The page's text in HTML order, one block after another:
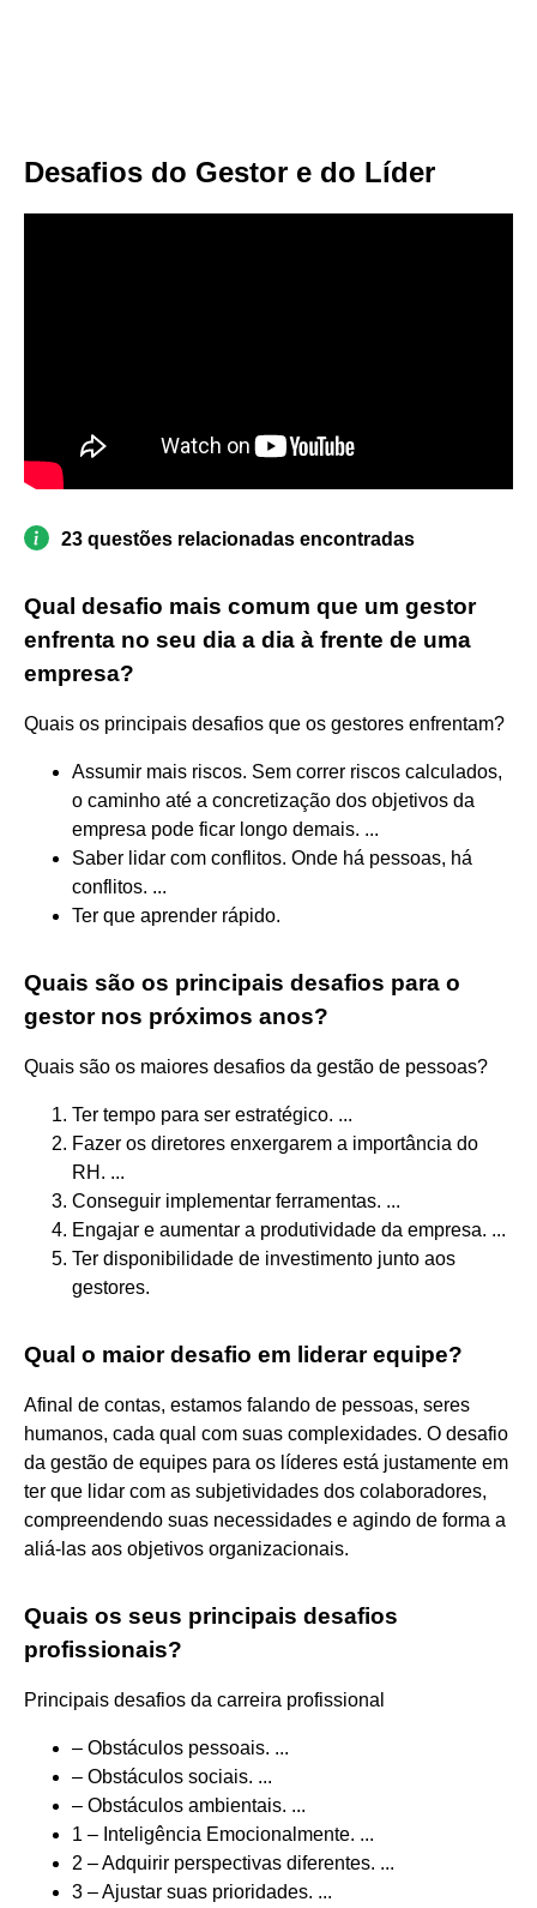
Desafios do Gestor e do Líder
23 questões relacionadas encontradas
Qual desafio mais comum que um gestor
enfrenta no seu dia a dia à frente de uma
empresa?
Quais os principais desafios que os gestores enfrentam?
Assumir mais riscos. Sem correr riscos calculados,
o caminho até a concretização dos objetivos da
empresa pode ficar longo demais. ...
Saber lidar com conflitos. Onde há pessoas, há
conflitos. ...
Ter que aprender rápido.
Quais são os principais desafios para o
gestor nos próximos anos?
Quais são os maiores desafios da gestão de pessoas?
Ter tempo para ser estratégico. ...
Fazer os diretores enxergarem a importância do
RH. ...
Conseguir implementar ferramentas. ...
Engajar e aumentar a produtividade da empresa. ...
Ter disponibilidade de investimento junto aos
gestores.
Qual o maior desafio em liderar equipe?
Afinal de contas, estamos falando de pessoas, seres
humanos, cada qual com suas complexidades. O desafio
da gestão de equipes para os líderes está justamente em
ter que lidar com as subjetividades dos colaboradores,
compreendendo suas necessidades e agindo de forma a
aliá-las aos objetivos organizacionais.
Quais os seus principais desafios
profissionais?
Principais desafios da carreira profissional
– Obstáculos pessoais. ...
– Obstáculos sociais. ...
– Obstáculos ambientais. ...
1 – Inteligência Emocionalmente. ...
2 – Adquirir perspectivas diferentes. ...
3 – Ajustar suas prioridades. ...